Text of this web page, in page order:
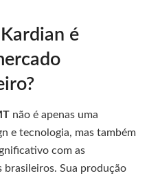
é
não é apenas uma
e tecnologia, mas também
com as
Sua produção